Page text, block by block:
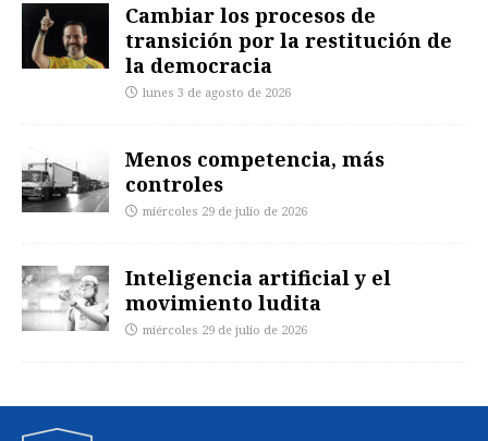
Cambiar los procesos de
transición por la restitución de
la democracia
lunes 3 de agosto de 2026
Menos competencia, más
controles
miércoles 29 de julio de 2026
Inteligencia artificial y el
movimiento ludita
miércoles 29 de julio de 2026